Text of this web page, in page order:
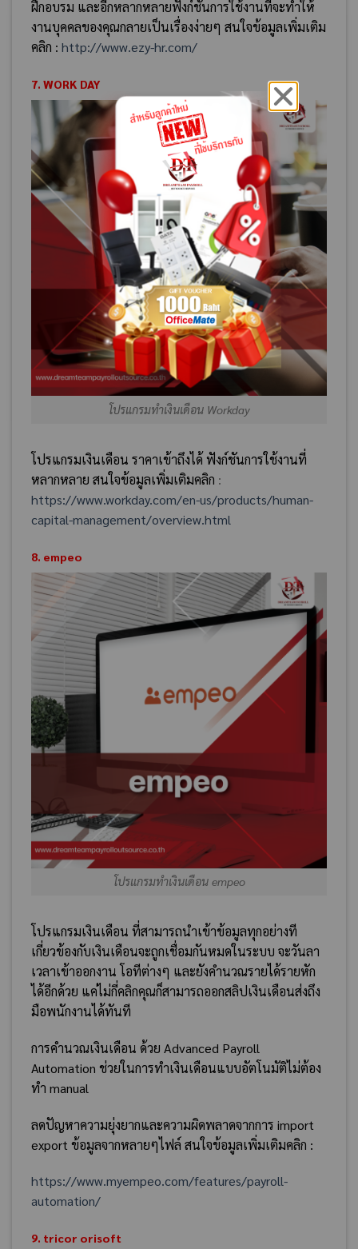
ฝึกอบรม และอีกหลากหลายฟังก์ชันการใช้งานที่จะทำให้
งานบุคคลของคุณกลายเป็นเรื่องง่ายๆ สนใจข้อมูลเพิ่มเติม
คลิก : http://www.ezy-hr.com/
7. WORK DAY
โปรแกรมทำเงินเดือน Workday
โปรแกรมเงินเดือน ราคาเข้าถึงได้ ฟังก์ชันการใช้งานที่
หลากหลาย สนใจข้อมูลเพิ่มเติมคลิก :
https://www.workday.com/en-us/products/human-
capital-management/overview.html
8. empeo
โปรแกรมทำเงินเดือน empeo
โปรแกรมเงินเดือน ที่สามารถนำเข้าข้อมูลทุกอย่างที
เกี่ยวข้องกับเงินเดือนจะถูกเชื่อมกันหมดในระบบ จะวันลา
เวลาเข้าออกงาน โอทีต่างๆ และยังคำนวณรายได้รายหัก
ได้อีกด้วย แค่ไม่กี่คลิกคุณก็สามารถออกสลิปเงินเดือนส่งถึง
มือพนักงานได้ทันที
การคำนวณเงินเดือน ด้วย Advanced Payroll
Automation ช่วยในการทำเงินเดือนแบบอัตโนมัติไม่ต้อง
ทำ manual
ลดปัญหาความยุ่งยากและความผิดพลาดจากการ import
export ข้อมูลจากหลายๆไฟล์ สนใจข้อมูลเพิ่มเติมคลิก :
https://www.myempeo.com/features/payroll-
automation/
9. tricor orisoft